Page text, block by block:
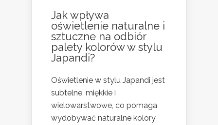
Jak wpływa
oświetlenie naturalne i
sztuczne na odbiór
palety kolorów w stylu
Japandi?
Oświetlenie w stylu Japandi jest
subtelne, miękkie i
wielowarstwowe, co pomaga
wydobywać naturalne kolory